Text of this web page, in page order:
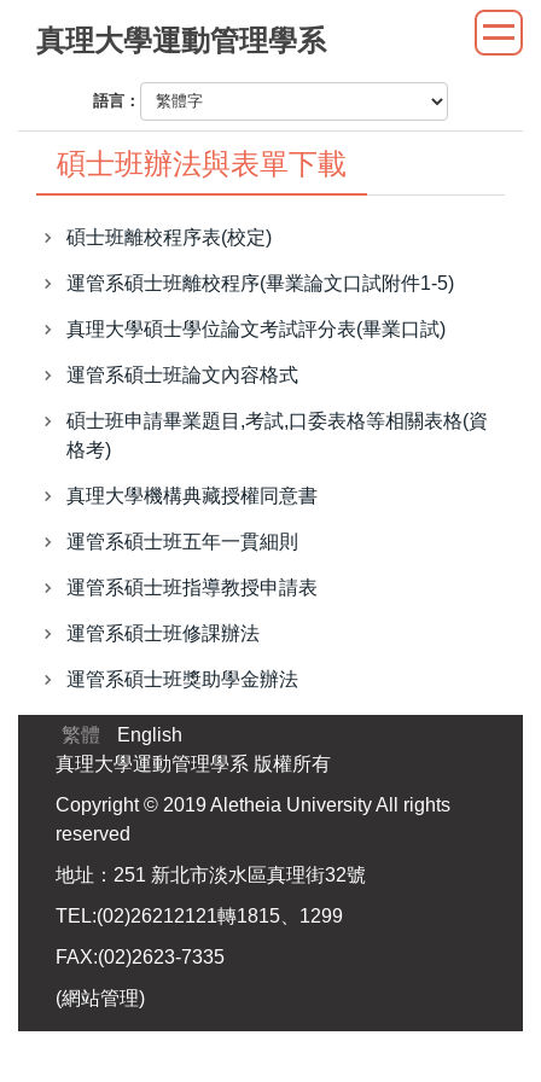
內
真理大學運動管理學系
語言：
碩士班辦法與表單下載
碩士班離校程序表(校定)
運管系碩士班離校程序(畢業論文口試附件1-5)
真理大學碩士學位論文考試評分表(畢業口試)
運管系碩士班論文內容格式
碩士班申請畢業題目,考試,口委表格等相關表格(資
格考)
真理大學機構典藏授權同意書
運管系碩士班五年一貫細則
運管系碩士班指導教授申請表
運管系碩士班修課辦法
運管系碩士班獎助學金辦法
繁體
English
真理大學運動管理學系 版權所有
Copyright © 2019 Aletheia University All rights
reserved
地址：251 新北市淡水區真理街32號
TEL:(02)26212121轉1815、1299
FAX:(02)2623-7335
(網站管理)